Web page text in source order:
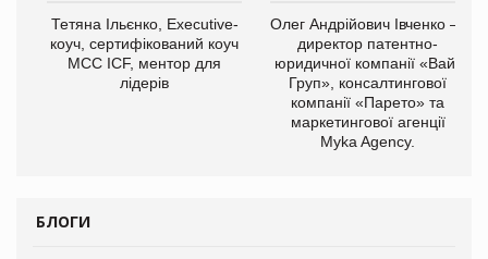
Тетяна Ільєнко, Executive-
коуч, сертифікований коуч
МСС ICF, ментор для
лідерів
Олег Андрійович Івченко —
директор патентно-
юридичної компанії «Вайз
Груп», консалтингової
компанії «Парето» та
маркетингової агенції
Myka Agency.
БЛОГИ